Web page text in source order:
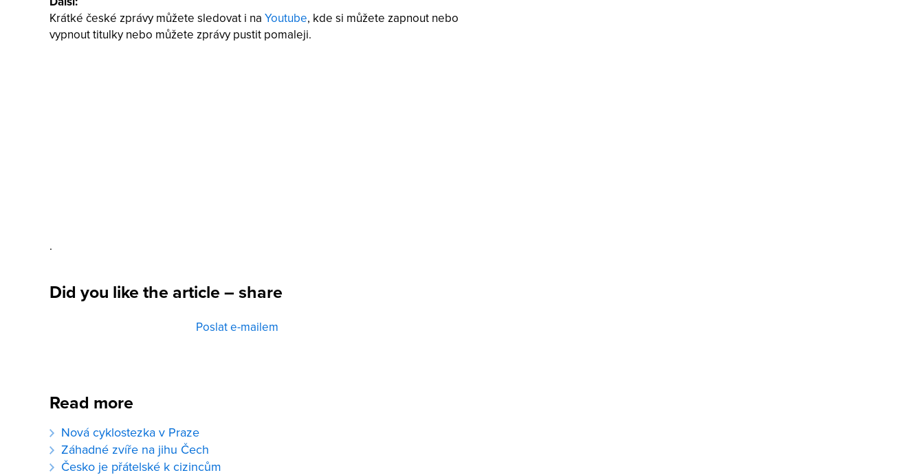
Krátké české zprávy můžete sledovat i na Youtube, kde si můžete zapnout nebo
vypnout titulky nebo můžete zprávy pustit pomaleji.
.
Did you like the article – share
Poslat e-mailem
Read more
Nová cyklostezka v Praze
Záhadné zvíře na jihu Čech
Česko je přátelské k cizincům